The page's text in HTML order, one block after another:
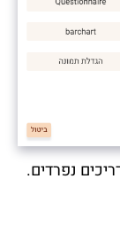
נפרדים.